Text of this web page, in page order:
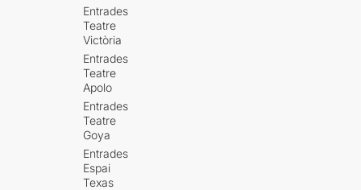
Entrades
Teatre
Victòria
Entrades
Teatre
Apolo
Entrades
Teatre
Goya
Entrades
Espai
Texas